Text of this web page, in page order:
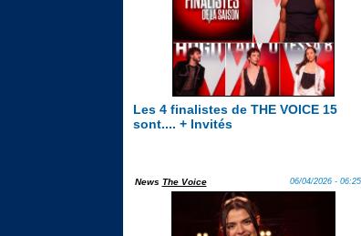
Les 4 finalistes de THE VOICE 15
sont.... + Invités
News The Voice 06/04/2026 -